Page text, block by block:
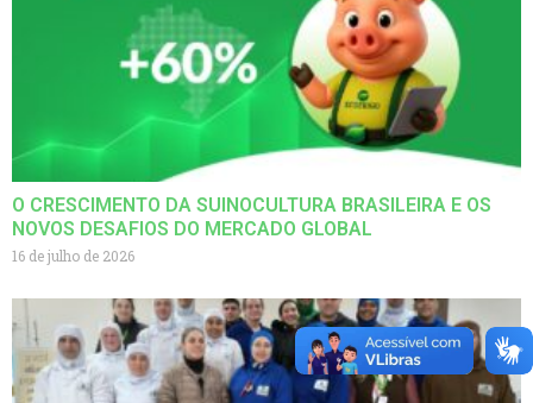
O CRESCIMENTO DA SUINOCULTURA BRASILEIRA E OS
NOVOS DESAFIOS DO MERCADO GLOBAL
16 de julho de 2026